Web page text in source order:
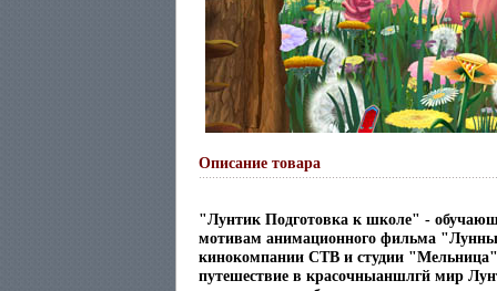
Описание товара
"Лунтик Подготовка к школе" -
мотивам анимационного фильма
кинокомпании СТВ и студии "Мельница"
путешествие в красочныаншлгй мир